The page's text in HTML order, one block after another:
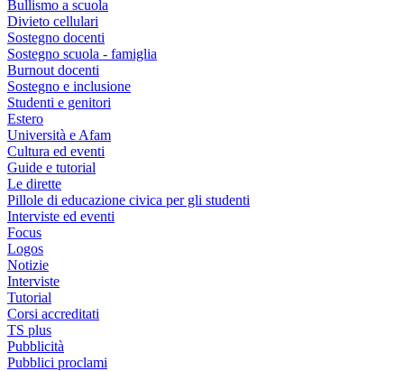
Bullismo a scuola
Divieto cellulari
Sostegno docenti
Sostegno scuola - famiglia
Burnout docenti
Sostegno e inclusione
Studenti e genitori
Estero
Università e Afam
Cultura ed eventi
Guide e tutorial
Le dirette
Pillole di educazione civica per gli studenti
Interviste ed eventi
Focus
Logos
Notizie
Interviste
Tutorial
Corsi accreditati
TS plus
Pubblicità
Pubblici proclami